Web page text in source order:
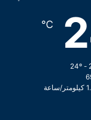
℃
ساعة